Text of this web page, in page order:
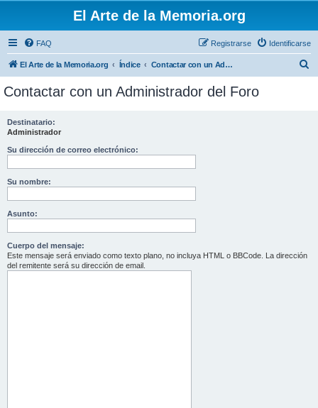
El Arte de la Memoria.org
FAQ Identificarse
Registrarse
El Arte de la Memoria.org Índice Contactar con un Administrador del Foro
Contactar con un Administrador del Foro
Destinatario:
Administrador
Su dirección de correo electrónico:
Su nombre:
Asunto:
Cuerpo del mensaje:
Este mensaje será enviado como texto plano, no incluya HTML o BBCode. La dirección
del remitente será su dirección de email.